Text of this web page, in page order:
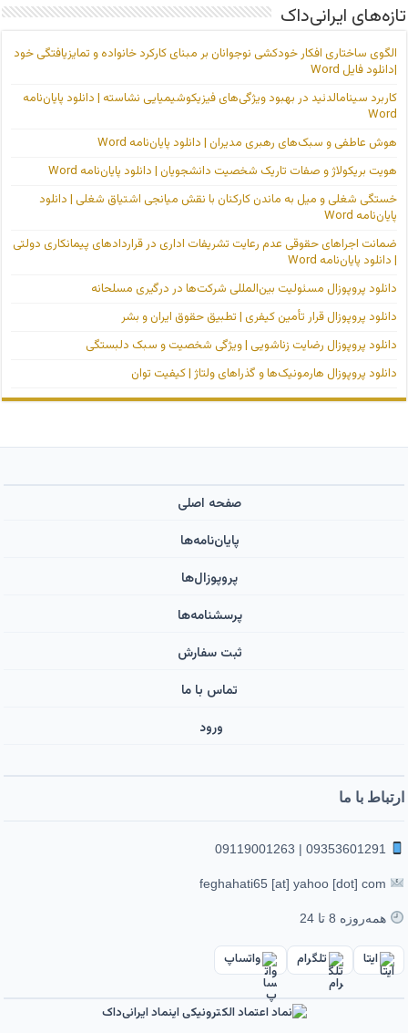
تازه‌های ایرانی‌داک
الگوی ساختاری افکار خودکشی نوجوانان بر مبنای کارکرد خانواده و تمایزیافتگی خود
|دانلود فایل Word
کاربرد سینامالدئید در بهبود ویژگی‌های فیزیکوشیمیایی نشاسته | دانلود پایان‌نامه
Word
هوش عاطفی و سبک‌های رهبری مدیران | دانلود پایان‌نامه Word
هویت بریکولاژ و صفات تاریک شخصیت دانشجویان | دانلود پایان‌نامه Word
خستگی شغلی و میل به ماندن کارکنان با نقش میانجی اشتیاق شغلی | دانلود
پایان‌نامه Word
ضمانت اجراهای حقوقی عدم رعایت تشریفات اداری در قراردادهای پیمانکاری دولتی
| دانلود پایان‌نامه Word
دانلود پروپوزال مسئولیت بین‌المللی شرکت‌ها در درگیری مسلحانه
دانلود پروپوزال قرار تأمین کیفری | تطبیق حقوق ایران و بشر
دانلود پروپوزال رضایت زناشویی | ویژگی شخصیت و سبک دلبستگی
دانلود پروپوزال هارمونیک‌ها و گذراهای ولتاژ | کیفیت توان
صفحه اصلی
پایان‌نامه‌ها
پروپوزال‌ها
پرسشنامه‌ها
ثبت سفارش
تماس با ما
ورود ‌
ارتباط با ما
همه‌روزه 8 تا 24
ایتا تلگرام واتساپ